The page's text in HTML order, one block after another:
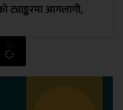
ट्याङ्करमा आगलागी,